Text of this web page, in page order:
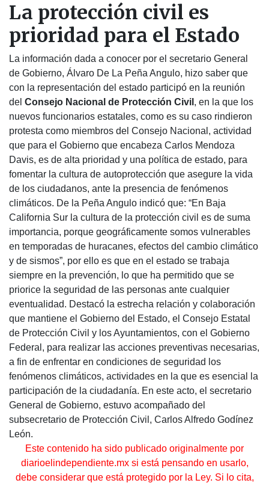
La protección civil es
prioridad para el Estado
La información dada a conocer por el secretario General
de Gobierno, Álvaro De La Peña Angulo, hizo saber que
con la representación del estado participó en la reunión
del Consejo Nacional de Protección Civil , en la que los
nuevos funcionarios estatales, como es su caso rindieron
protesta como miembros del Consejo Nacional, actividad
que para el Gobierno que encabeza Carlos Mendoza
Davis, es de alta prioridad y una política de estado, para
fomentar la cultura de autoprotección que asegure la vida
de los ciudadanos, ante la presencia de fenómenos
climáticos. De la Peña Angulo indicó que: “En Baja
California Sur la cultura de la protección civil es de suma
importancia, porque geográficamente somos vulnerables
en temporadas de huracanes, efectos del cambio climático
y de sismos”, por ello es que en el estado se trabaja
siempre en la prevención, lo que ha permitido que se
priorice la seguridad de las personas ante cualquier
eventualidad. Destacó la estrecha relación y colaboración
que mantiene el Gobierno del Estado, el Consejo Estatal
de Protección Civil y los Ayuntamientos, con el Gobierno
Federal, para realizar las acciones preventivas necesarias,
a fin de enfrentar en condiciones de seguridad los
fenómenos climáticos, actividades en la que es esencial la
participación de la ciudadanía. En este acto, el secretario
General de Gobierno, estuvo acompañado del
subsecretario de Protección Civil, Carlos Alfredo Godínez
León.
Este contenido ha sido publicado originalmente por
diarioelindependiente.mx si está pensando en usarlo,
debe considerar que está protegido por la Ley. Si lo cita,